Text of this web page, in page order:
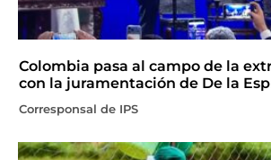
Colombia pasa al campo de la
con la juramentación de De la
Corresponsal de IPS